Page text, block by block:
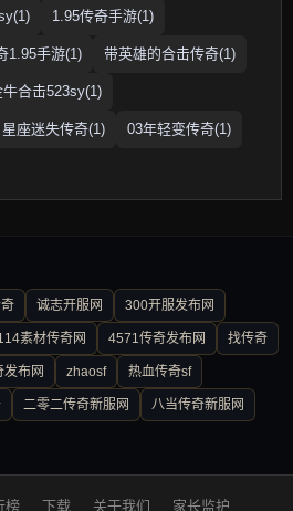
1.95传奇手游(1)
1.95手游(1) 带英雄的合击传奇(1)
牛合击523sy(1)
星座迷失传奇(1) 03年轻变传奇(1)
诚志开服网 300开服发布网
素材传奇网 4571传奇发布网 找传奇
发布网 zhaosf 热血传奇sf
二零二传奇新服网 八当传奇新服网
榜 下载 关于我们 家长监护